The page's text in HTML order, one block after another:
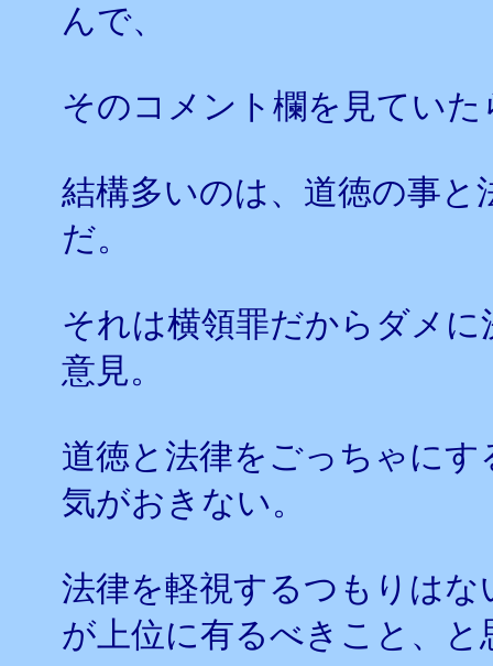
んで、
そのコメント欄を見ていた
結構多いのは、道徳の事
だ。
それは横領罪だからダメ
意見。
道徳と法律をごっちゃに
気がおきない。
法律を軽視するつもりは
が上位に有るべきこと、と